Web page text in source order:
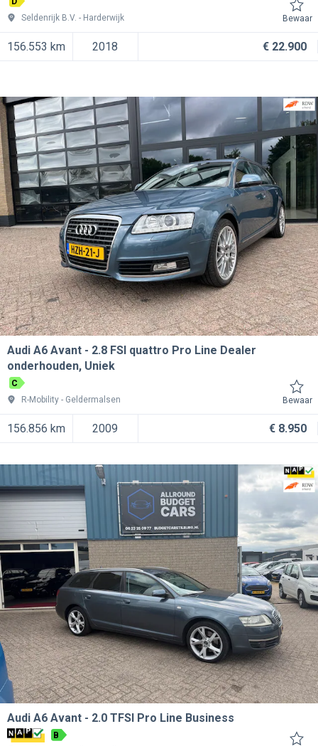
Seldenrijk B.V.
Harderwijk Bewaar
156.553 km 2018 € 22.900
Audi A6 Avant
2.8 FSI quattro Pro Line Dealer
onderhouden, Uniek
C
R-Mobility
Geldermalsen Bewaar
156.856 km 2009 € 8.950
Audi A6 Avant 2.0 TFSI Pro Line Business
B